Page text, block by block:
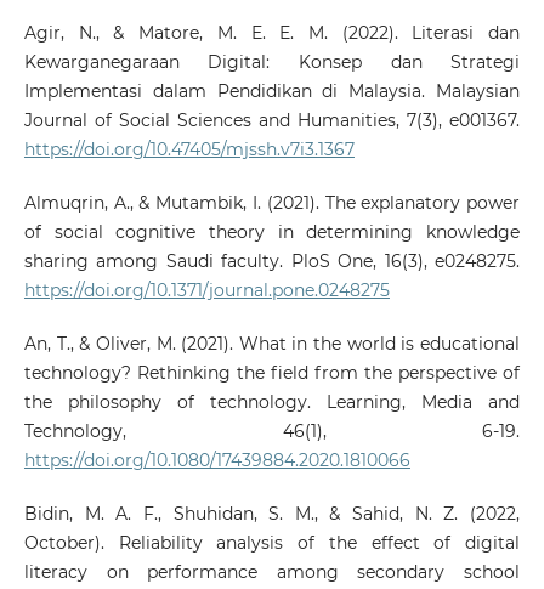
Agir, N., & Matore, M. E. E. M. (2022). Literasi dan
Kewarganegaraan Digital: Konsep dan Strategi
Implementasi dalam Pendidikan di Malaysia. Malaysian
Journal of Social Sciences and Humanities, 7(3), e001367.
https://doi.org/10.47405/mjssh.v7i3.1367
Almuqrin, A., & Mutambik, I. (2021). The explanatory power
of social cognitive theory in determining knowledge
sharing among Saudi faculty. PloS One, 16(3), e0248275.
https://doi.org/10.1371/journal.pone.0248275
An, T., & Oliver, M. (2021). What in the world is educational
technology? Rethinking the field from the perspective of
the philosophy of technology. Learning, Media and
Technology, 46(1), 6-19.
https://doi.org/10.1080/17439884.2020.1810066
Bidin, M. A. F., Shuhidan, S. M., & Sahid, N. Z. (2022,
October). Reliability analysis of the effect of digital
literacy on performance among secondary school